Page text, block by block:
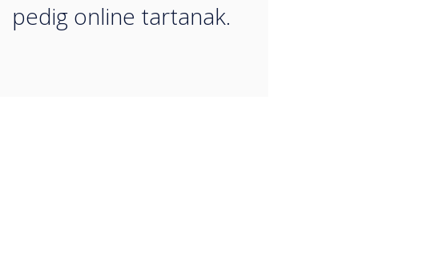
pedig online tartanak.